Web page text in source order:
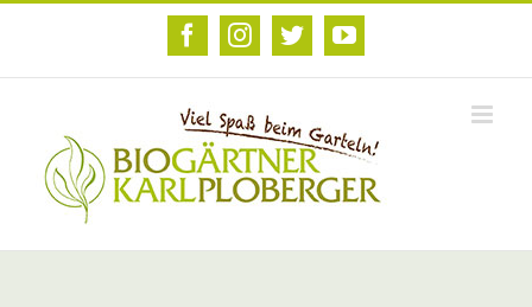
Zum
FacebookInstagram
TwitterYouTube